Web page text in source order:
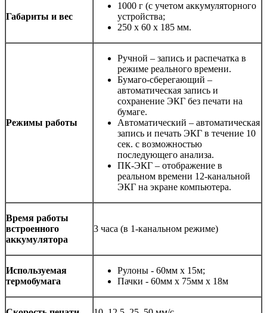
Габариты и вес
1000 г (с учетом аккумуляторного
устройства;
250 х 60 х 185 мм.
Режимы работы
Ручной – запись и распечатка в
режиме реального времени.
Бумаго-сберегающий –
автоматическая запись и
сохранение ЭКГ без печати на
бумаге.
Автоматический – автоматическая
запись и печать ЭКГ в течение 10
сек. с возможностью
последующего анализа.
ПК-ЭКГ – отображение в
реальном времени 12-канальной
ЭКГ на экране компьютера.
Время работы
встроенного
аккумулятора
3 часа (в 1-канальном режиме)
Используемая
термобумага
Рулоны - 60мм х 15м;
Пачки - 60мм х 75мм х 18м